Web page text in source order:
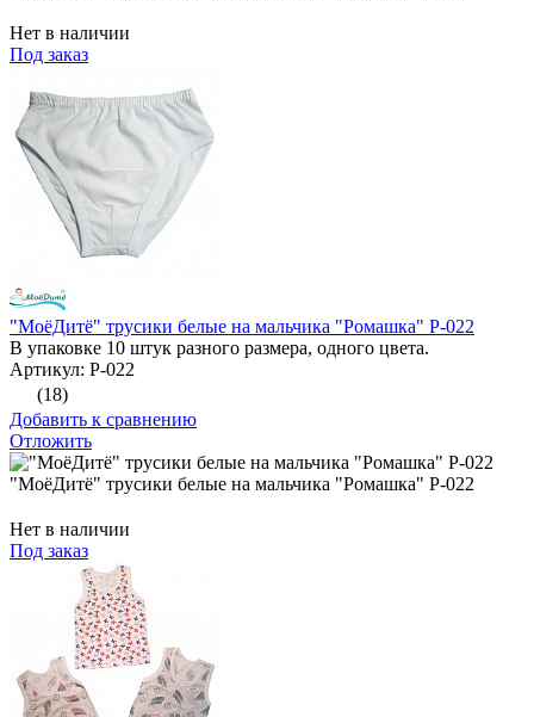
Нет в наличии
Под заказ
"МоёДитё" трусики белые на мальчика "Ромашка" Р-022
В упаковке 10 штук разного размера, одного цвета.
Артикул: Р-022
(18)
Добавить к сравнению
Отложить
"МоёДитё" трусики белые на мальчика "Ромашка" Р-022
Нет в наличии
Под заказ